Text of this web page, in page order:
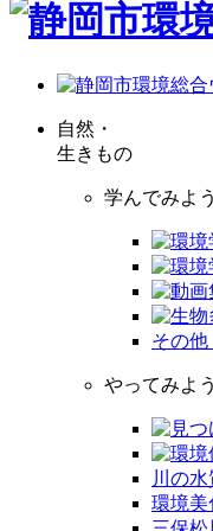
自然・
生きもの
学んでみよ
その他
やってみよ
川の
環境美